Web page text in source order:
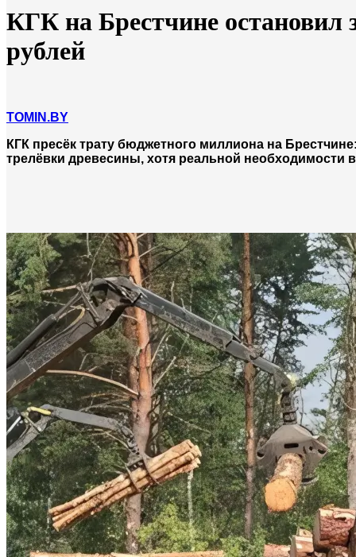
КГК на Брестчине остановил
рублей
TOMIN.BY
КГК пресёк трату бюджетного миллиона на
трелёвки древесины, хотя реальной необходимости